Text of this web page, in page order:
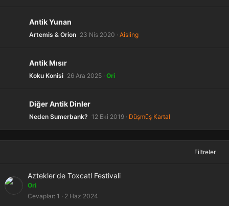
Antik Yunan
Artemis & Orion 23 Nis 2020 Aisling
Antik Mısır
Koku Konisi 26 Ara 2025 Ori
Diğer Antik Dinler
Neden Sumerbank? 12 Eki 2019 Düşmüş Kartal
Filtreler
Aztekler'de Toxcatl Festivali
Ori
Cevaplar 1 2 Haz 2024